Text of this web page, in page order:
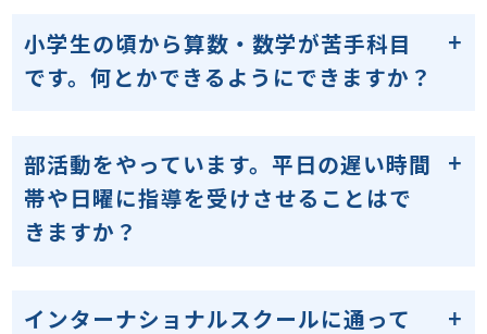
小学生の頃から算数・数学が苦手科目
です。何とかできるようにできますか？
部活動をやっています。平日の遅い時間
帯や日曜に指導を受けさせることはで
きますか？
インターナショナルスクールに通って